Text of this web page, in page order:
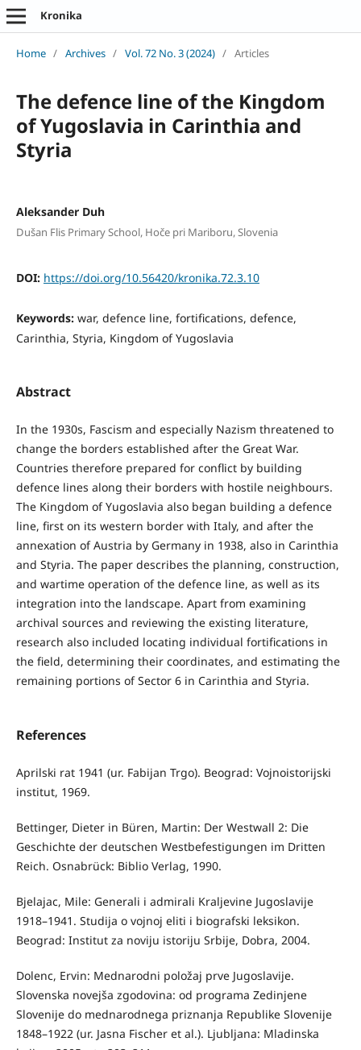
Kronika
Home / Archives / Vol. 72 No. 3 (2024) / Articles
The defence line of the Kingdom
of Yugoslavia in Carinthia and
Styria
Aleksander Duh
Dušan Flis Primary School, Hoče pri Mariboru, Slovenia
DOI: https://doi.org/10.56420/kronika.72.3.10
Keywords: war, defence line, fortifications, defence,
Carinthia, Styria, Kingdom of Yugoslavia
Abstract
In the 1930s, Fascism and especially Nazism threatened to
change the borders established after the Great War.
Countries therefore prepared for conflict by building
defence lines along their borders with hostile neighbours.
The Kingdom of Yugoslavia also began building a defence
line, first on its western border with Italy, and after the
annexation of Austria by Germany in 1938, also in Carinthia
and Styria. The paper describes the planning, construction,
and wartime operation of the defence line, as well as its
integration into the landscape. Apart from examining
archival sources and reviewing the existing literature,
research also included locating individual fortifications in
the field, determining their coordinates, and estimating the
remaining portions of Sector 6 in Carinthia and Styria.
References
Aprilski rat 1941 (ur. Fabijan Trgo). Beograd: Vojnoistorijski
institut, 1969.
Bettinger, Dieter in Büren, Martin: Der Westwall 2: Die
Geschichte der deutschen Westbefestigungen im Dritten
Reich. Osnabrück: Biblio Verlag, 1990.
Bjelajac, Mile: Generali i admirali Kraljevine Jugoslavije
1918–1941. Studija o vojnoj eliti i biografski leksikon.
Beograd: Institut za noviju istoriju Srbije, Dobra, 2004.
Dolenc, Ervin: Mednarodni položaj prve Jugoslavije.
Slovenska novejša zgodovina: od programa Zedinjene
Slovenije do mednarodnega priznanja Republike Slovenije
1848–1922 (ur. Jasna Fischer et al.). Ljubljana: Mladinska